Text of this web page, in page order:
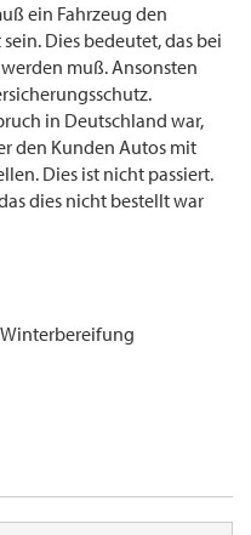
ein Fahrzeug den
Dies bedeutet, das bei
muß. Ansonsten
in Deutschland war,
den Kunden Autos mit
Dies ist nicht passiert.
dies nicht bestellt war